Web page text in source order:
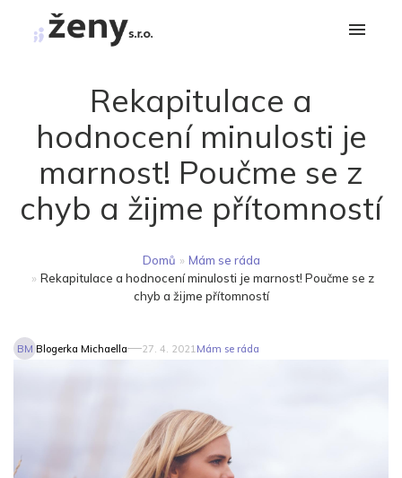
Rekapitulace a
hodnocení minulosti je
marnost! Poučme se z
chyb a žijme přítomností
Domů » Mám se ráda
» Rekapitulace a hodnocení minulosti je marnost! Poučme se z
chyb a žijme přítomností
BM Blogerka Michaella 27. 4. 2021 Mám se ráda